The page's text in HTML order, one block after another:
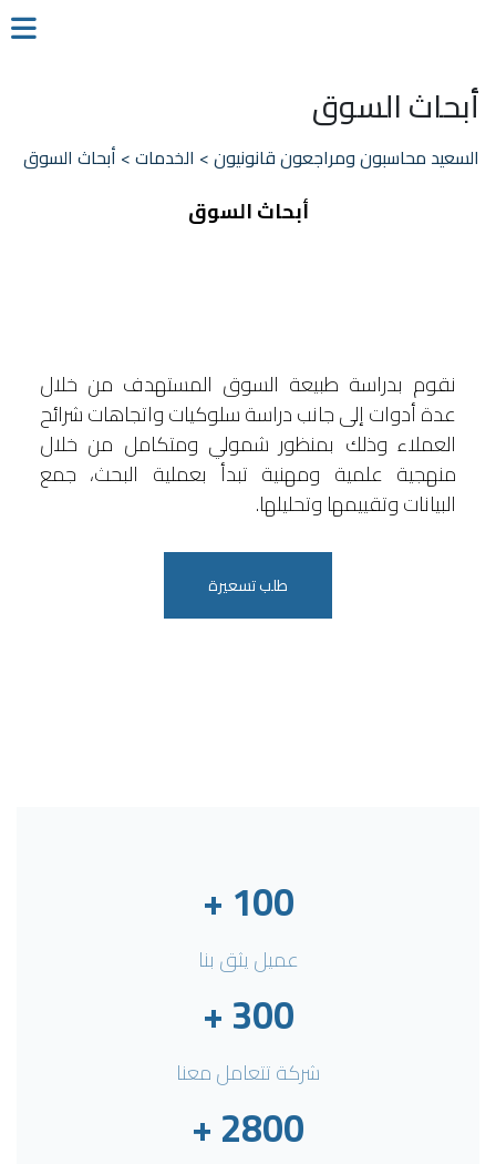
أبحاث السوق
السعيد محاسبون ومراجعون قانونيون> الخدمات> أبحاث السوق
أبحاث السوق
نقوم بدراسة طبيعة السوق المستهدف من خلال
عدة أدوات إلى جانب دراسة سلوكيات واتجاهات شرائح
العملاء وذلك بمنظور شمولي ومتكامل من خلال
منهجية علمية ومهنية تبدأ بعملية البحث، جمع
البيانات وتقييمها وتحليلها.
طلب تسعيرة
100
+
عميل يثق بنا
300
+
شركة تتعامل معنا
2800
+